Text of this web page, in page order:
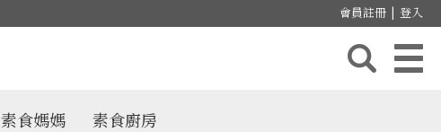
會員註冊 | 登入
素食媽媽 素食廚房